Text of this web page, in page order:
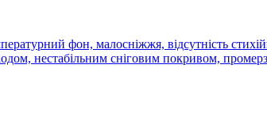
фон, малосніжжя, відсутність
нестабільним сніговим покривом,